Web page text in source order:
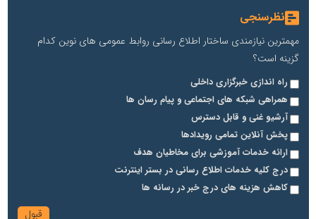
نظرسنجی
مهمترین نیازمندی ساختار اطلاع رسانی روابط عمومی های نوین کدام
گزینه است؟
راه اندازی خبرگزاری داخلی
همراهی شبکه های اجتماعی و پیام رسان ها
آرشیو غنی و قابل دسترس
پخش آنلاین تمامی رویدادها
ارائه خدمات آموزشی برای مخاطیان هدف
درج کلیه خدمات اطلاع رسانی در بستر اینترنت
کاهش هزینه های درج خبر در رسانه ها